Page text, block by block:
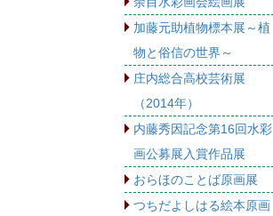
加藤元助植物標本展～植
物と俗信の世界～
庄内総合高校芸術展
（2014年）
内藤秀因記念第16回水彩
画公募展入賞作品展
おらほのことば原画展
つちだよしはる絵本原画